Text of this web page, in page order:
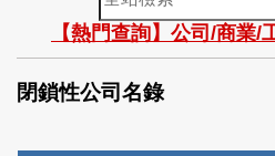
站
檢
索
【熱門查詢】公司/商業/
閉鎖性公司名錄